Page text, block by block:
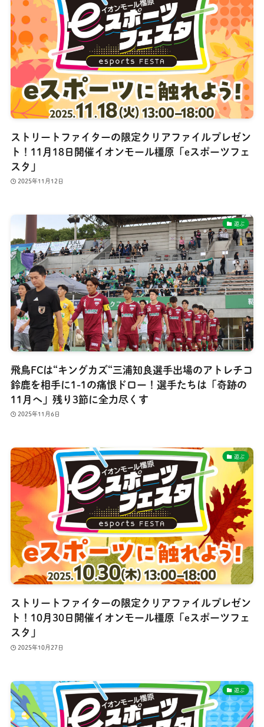
ストリートファイターの限定クリアファイルプレゼン
ト！11月18日開催イオンモール橿原「eスポーツフェ
スタ」
2025年11月12日
遊ぶ
飛鳥FCは“キングカズ“三浦知良選手出場のアトレチコ
鈴鹿を相手に1-1の痛恨ドロー！選手たちは「奇跡の
11月へ」残り3節に全力尽くす
2025年11月6日
遊ぶ
ストリートファイターの限定クリアファイルプレゼン
ト！10月30日開催イオンモール橿原「eスポーツフェ
スタ」
2025年10月27日
遊ぶ